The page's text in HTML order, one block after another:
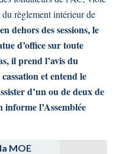
règlement intérieur de
dehors des sessions, le
d’office sur toute
il prend l’avis du
et entend le
d’un ou de deux de
informe l’Assemblée
MOE